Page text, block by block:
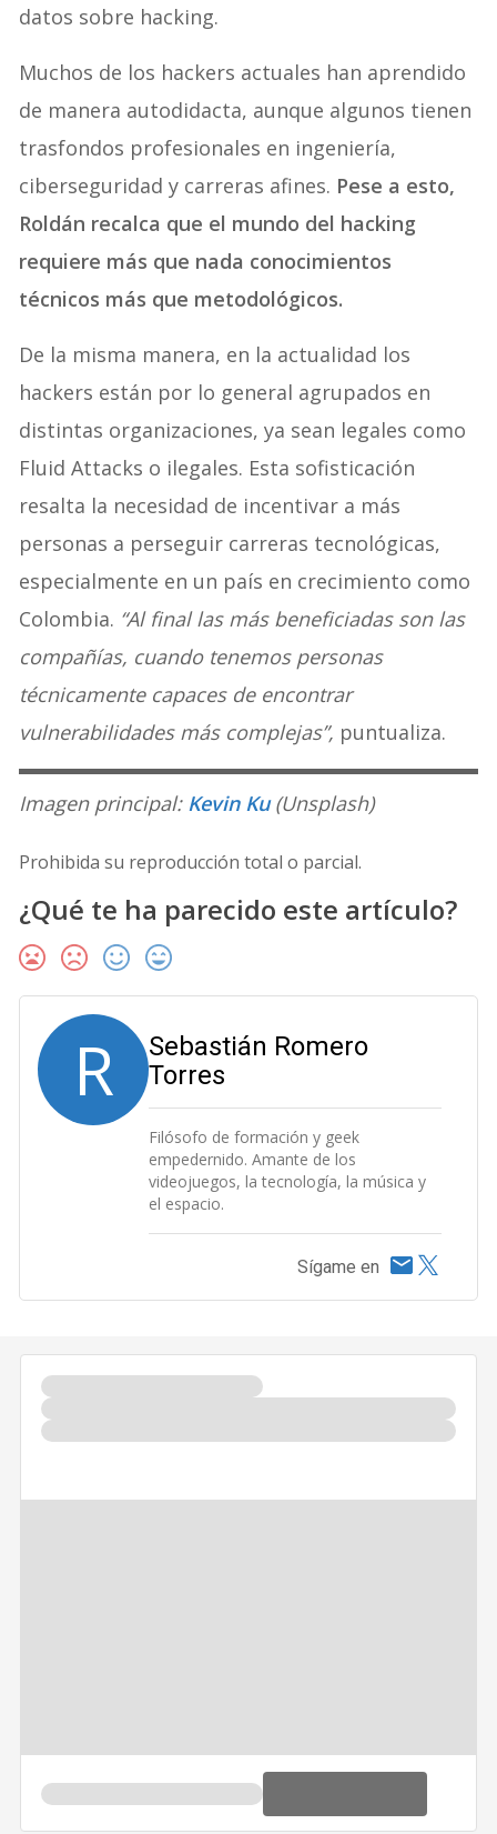
datos sobre hacking.
Muchos de los hackers actuales han aprendido
de manera autodidacta, aunque algunos tienen
trasfondos profesionales en ingeniería,
ciberseguridad y carreras afines. Pese a esto,
Roldán recalca que el mundo del hacking
requiere más que nada conocimientos
técnicos más que metodológicos.
De la misma manera, en la actualidad los
hackers están por lo general agrupados en
distintas organizaciones, ya sean legales como
Fluid Attacks o ilegales. Esta sofisticación
resalta la necesidad de incentivar a más
personas a perseguir carreras tecnológicas,
especialmente en un país en crecimiento como
Colombia. “Al final las más beneficiadas son las
compañías, cuando tenemos personas
técnicamente capaces de encontrar
vulnerabilidades más complejas”, puntualiza.
Imagen principal: Kevin Ku(Unsplash)
Prohibida su reproducción total o parcial.
¿Qué te ha parecido este artículo?
R
Sebastián Romero
Torres
Filósofo de formación y geek
empedernido. Amante de los
videojuegos, la tecnología, la música y
el espacio.
Sígame en